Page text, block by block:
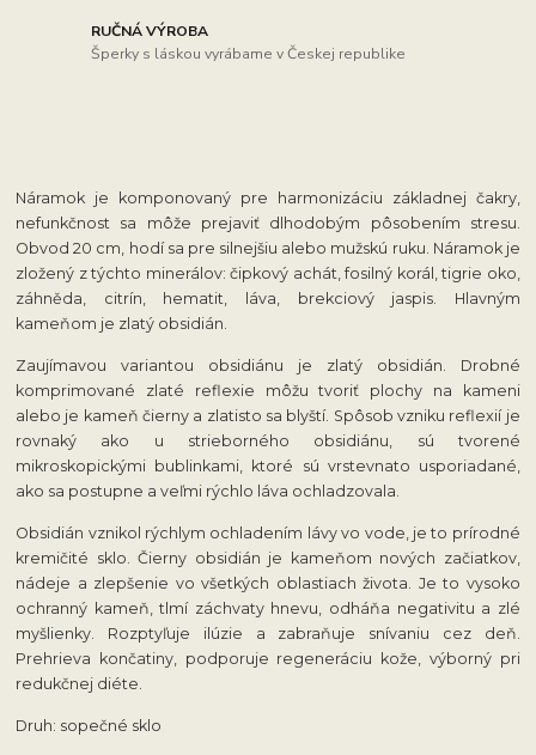
RUČNÁ VÝROBA
Šperky s láskou vyrábame v Českej republike
Náramok je komponovaný pre harmonizáciu základnej čakry,
nefunkčnost sa môže prejaviť dlhodobým pôsobením stresu.
Obvod 20 cm, hodí sa pre silnejšiu alebo mužskú ruku. Náramok je
zložený z týchto minerálov: čipkový achát, fosilný korál, tigrie oko,
záhněda, citrín, hematit, láva, brekciový jaspis. Hlavným
kameňom je zlatý obsidián.
Zaujímavou variantou obsidiánu je zlatý obsidián. Drobné
komprimované zlaté reflexie môžu tvoriť plochy na kameni
alebo je kameň čierny a zlatisto sa blyští. Spôsob vzniku reflexií je
rovnaký ako u strieborného obsidiánu, sú tvorené
mikroskopickými bublinkami, ktoré sú vrstevnato usporiadané,
ako sa postupne a veľmi rýchlo láva ochladzovala.
Obsidián vznikol rýchlym ochladením lávy vo vode, je to prírodné
kremičité sklo. Čierny obsidián je kameňom nových začiatkov,
nádeje a zlepšenie vo všetkých oblastiach života. Je to vysoko
ochranný kameň, tlmí záchvaty hnevu, odháňa negativitu a zlé
myšlienky. Rozptyľuje ilúzie a zabraňuje snívaniu cez deň.
Prehrieva končatiny, podporuje regeneráciu kože, výborný pri
redukčnej diéte.
Druh: sopečné sklo